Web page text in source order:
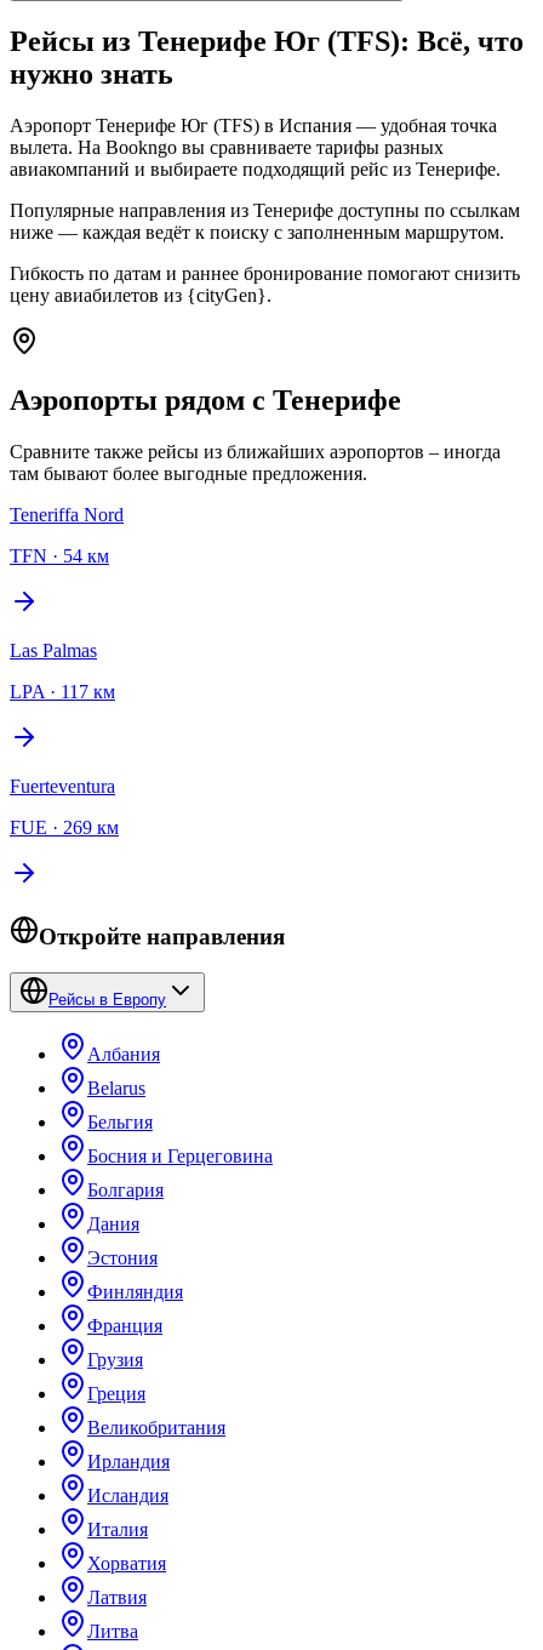
Рейсы из Тенерифе Юг (TFS): Всё, что
нужно знать
Аэропорт Тенерифе Юг (TFS) в Испания — удобная точка
вылета. На Bookngo вы сравниваете тарифы разных
авиакомпаний и выбираете подходящий рейс из Тенерифе.
Популярные направления из Тенерифе доступны по ссылкам
ниже — каждая ведёт к поиску с заполненным маршрутом.
Гибкость по датам и раннее бронирование помогают снизить
цену авиабилетов из {cityGen}.
Аэропорты рядом с Тенерифе
Сравните также рейсы из ближайших аэропортов – иногда
там бывают более выгодные предложения.
Teneriffa Nord
TFN · 54 км
Las Palmas
LPA · 117 км
Fuerteventura
FUE · 269 км
Откройте направления
Рейсы в Европу
Албания
Belarus
Бельгия
Босния и Герцеговина
Болгария
Дания
Эстония
Финляндия
Франция
Грузия
Греция
Великобритания
Ирландия
Исландия
Италия
Хорватия
Латвия
Литва